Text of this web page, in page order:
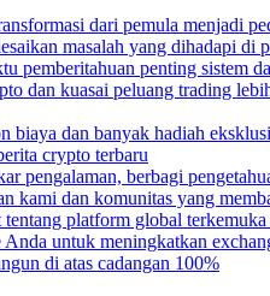
dari pemula menjadi
masalah yang dihadapi di
pemberitahuan penting sistem
dan kuasai peluang trading
biaya dan banyak hadiah
crypto terbaru
pengalaman, berbagi
kami dan komunitas yang
platform global
untuk meningkatkan
di atas cadangan 100%